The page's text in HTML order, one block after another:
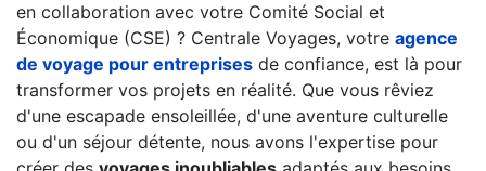
en collaboration avec votre Comité Social et
Économique (CSE) ? Centrale Voyages, votre agence
de voyage pour entreprises de confiance, est là pour
transformer vos projets en réalité. Que vous rêviez
d'une escapade ensoleillée, d'une aventure culturelle
ou d'un séjour détente, nous avons l'expertise pour